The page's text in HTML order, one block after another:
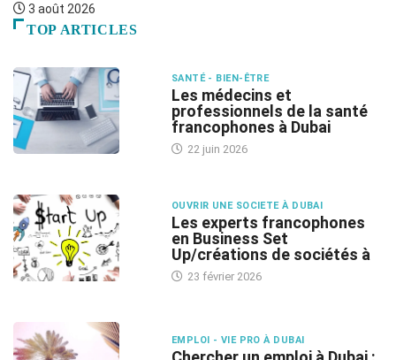
3 août 2026
TOP ARTICLES
SANTÉ - BIEN-ÊTRE
Les médecins et
professionnels de la santé
francophones à Dubai
22 juin 2026
OUVRIR UNE SOCIETE À DUBAI
Les experts francophones
en Business Set
Up/créations de sociétés à
23 février 2026
EMPLOI - VIE PRO À DUBAI